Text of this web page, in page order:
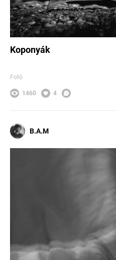
Koponyák
Fotó
1460 4
B.A.M